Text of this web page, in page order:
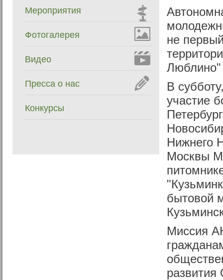
Мероприятия
Фотогалерея
Видео
Пресса о нас
Конкурсы
не
В
участие
Нижнего
Москвы
бытовой
Миссия